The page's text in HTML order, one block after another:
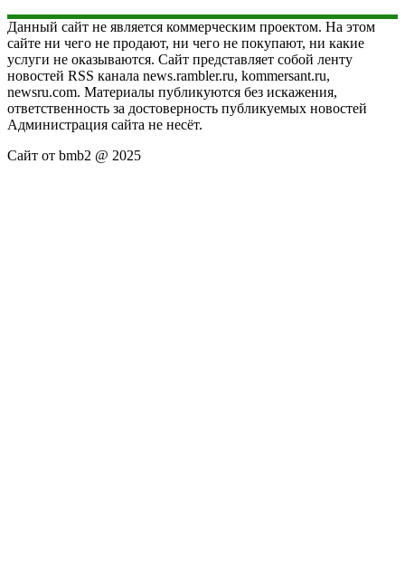
Данный сайт не является коммерческим проектом. На этом
сайте ни чего не продают, ни чего не покупают, ни какие
услуги не оказываются. Сайт представляет собой ленту
новостей RSS канала news.rambler.ru, kommersant.ru,
newsru.com. Материалы публикуются без искажения,
ответственность за достоверность публикуемых новостей
Администрация сайта не несёт.
Сайт от bmb2 @ 2025